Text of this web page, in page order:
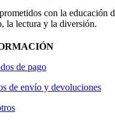
con la educación
la lectura y la diversión.
de pago
de envío y devoluciones